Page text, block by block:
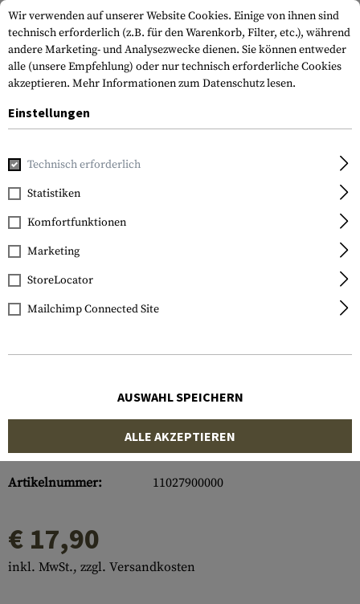
Home Waffenzubehör Reinigung
General Nano Protection
Bore Cleaning Foam
400ml
Artikelnummer: 11027900000
€ 17,90
inkl. MwSt., zzgl. Versandkosten
Wir verwenden auf unserer Website Cookies. Einige von ihnen sind
technisch erforderlich (z.B. für den Warenkorb, Filter, etc.), während
andere Marketing- und Analysezwecke dienen. Sie können entweder
alle (unsere Empfehlung) oder nur technisch erforderliche Cookies
akzeptieren. Mehr Informationen zum Datenschutz lesen.
Einstellungen
Technisch erforderlich
Statistiken
Komfortfunktionen
Marketing
StoreLocator
Mailchimp Connected Site
AUSWAHL SPEICHERN
ALLE AKZEPTIEREN